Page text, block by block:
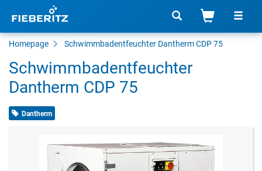
Homepage Schwimmbadentfeuchter Dantherm CDP 75
Schwimmbadentfeuchter
Dantherm CDP 75
Dantherm